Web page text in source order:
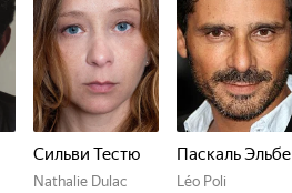
Сильви Тестю
Nathalie Dulac
Паскаль Эльбе
Léo Poli